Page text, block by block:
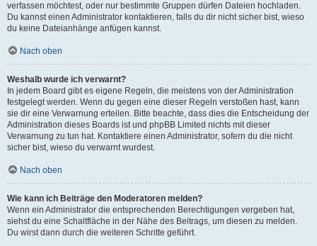
verfassen möchtest, oder nur bestimmte Gruppen dürfen Dateien hochladen.
Du kannst einen Administrator kontaktieren, falls du dir nicht sicher bist, wieso
du keine Dateianhänge anfügen kannst.
Nach oben
Weshalb wurde ich verwarnt?
In jedem Board gibt es eigene Regeln, die meistens von der Administration
festgelegt werden. Wenn du gegen eine dieser Regeln verstoßen hast, kann
sie dir eine Verwarnung erteilen. Bitte beachte, dass dies die Entscheidung der
Administration dieses Boards ist und phpBB Limited nichts mit dieser
Verwarnung zu tun hat. Kontaktiere einen Administrator, sofern du die nicht
sicher bist, wieso du verwarnt wurdest.
Nach oben
Wie kann ich Beiträge den Moderatoren melden?
Wenn ein Administrator die entsprechenden Berechtigungen vergeben hat,
siehst du eine Schaltfläche in der Nähe des Beitrags, um diesen zu melden.
Du wirst dann durch die weiteren Schritte geführt.